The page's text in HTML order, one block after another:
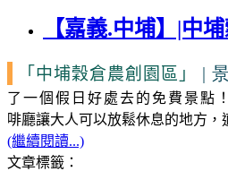
【嘉義.中埔】|中
「中埔穀倉農創園區」 |
了一個假日好處去的免費景點
啡廳讓大人可以放鬆休息的地方，
(繼續閱讀...)
文章標籤：